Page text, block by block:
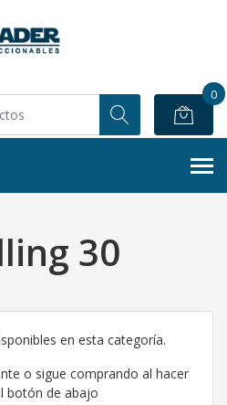
0
30
en esta categoría.
o sigue comprando al hacer
botón de abajo